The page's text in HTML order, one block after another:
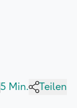
5 Min. Teilen